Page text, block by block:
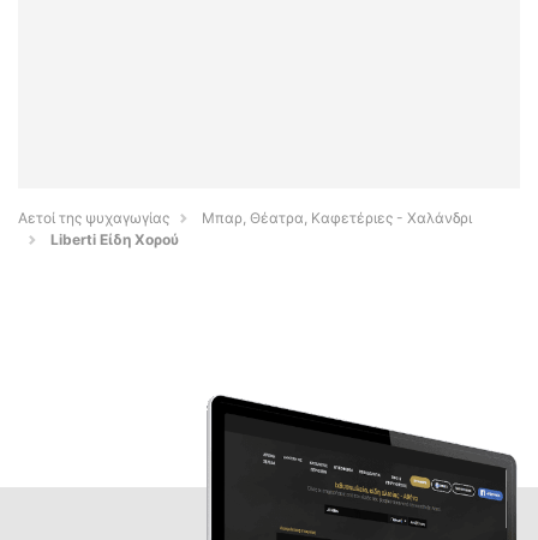
Αετοί της ψυχαγωγίας
Μπαρ, Θέατρα, Καφετέριες - Χαλάνδρι
Liberti Είδη Χορού